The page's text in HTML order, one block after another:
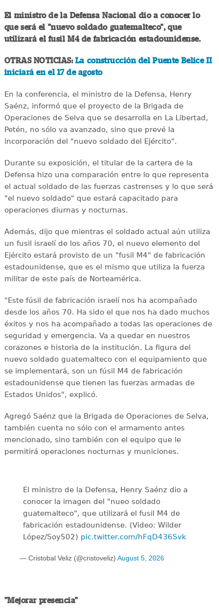
El ministro de la Defensa Nacional dio a conocer lo
que será el "nuevo soldado guatemalteco", que
utilizará el fusil M4 de fabricación estadounidense.
OTRAS NOTICIAS:La construcción del Puente Belice II
iniciará en el 17 de agosto
En la conferencia, el ministro de la Defensa, Henry
Saénz, informó que el proyecto de la Brigada de
Operaciones de Selva que se desarrolla en La Libertad,
Petén, no sólo va avanzado, sino que prevé la
incorporación del "nuevo soldado del Ejército".
Durante su exposición, el titular de la cartera de la
Defensa hizo una comparación entre lo que representa
el actual soldado de las fuerzas castrenses y lo que será
"el nuevo soldado" que estará capacitado para
operaciones diurnas y nocturnas.
Además, dijo que mientras el soldado actual aún utiliza
un fusil israelí de los años 70, el nuevo elemento del
Ejército estará provisto de un "fusil M4" de fabricación
estadounidense, que es el mismo que utiliza la fuerza
militar de este país de Norteamérica.
"Este fúsil de fabricación israelí nos ha acompañado
desde los años 70. Ha sido el que nos ha dado muchos
éxitos y nos ha acompañado a todas las operaciones de
seguridad y emergencia. Va a quedar en nuestros
corazones e historia de la institución. La figura del
nuevo soldado guatemalteco con el equipamiento que
se implementará, son un fúsil M4 de fabricación
estadounidense que tienen las fuerzas armadas de
Estados Unidos", explicó.
Agregó Saénz que la Brigada de Operaciones de Selva,
también cuenta no sólo con el armamento antes
mencionado, sino también con el equipo que le
permitirá operaciones nocturnas y municiones.
El ministro de la Defensa, Henry Saénz dio a
conocer la imagen del "nueo soldado
guatemalteco", que utilizará el fusil M4 de
fabricación estadounidense. (Video: Wilder
López/Soy502) pic.twitter.com/hFqD436Svk
— Cristobal Veliz (@cristoveliz) August 5, 2026
"Mejorar presencia"